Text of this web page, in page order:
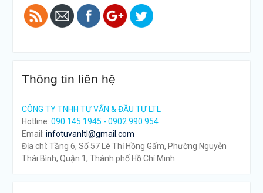
Thông tin liên hệ
CÔNG TY TNHH TƯ VẤN & ĐẦU TƯ LTL
Hotline: 090 145 1945 - 0902 990 954
Email: infotuvanltl@gmail.com
Địa chỉ: Tầng 6, Số 57 Lê Thị Hồng Gấm, Phường Nguyễn
Thái Bình, Quận 1, Thành phố Hồ Chí Minh